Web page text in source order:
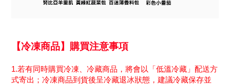
【冷凍商品】購買注意事項
1.若有同時購買冷凍、冷藏商品，將會以「低溫冷藏」配送方
式寄出；冷凍商品到貨後呈冷藏退冰狀態，建議冷藏保存並